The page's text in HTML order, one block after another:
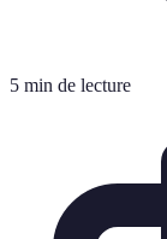
5 min de lecture